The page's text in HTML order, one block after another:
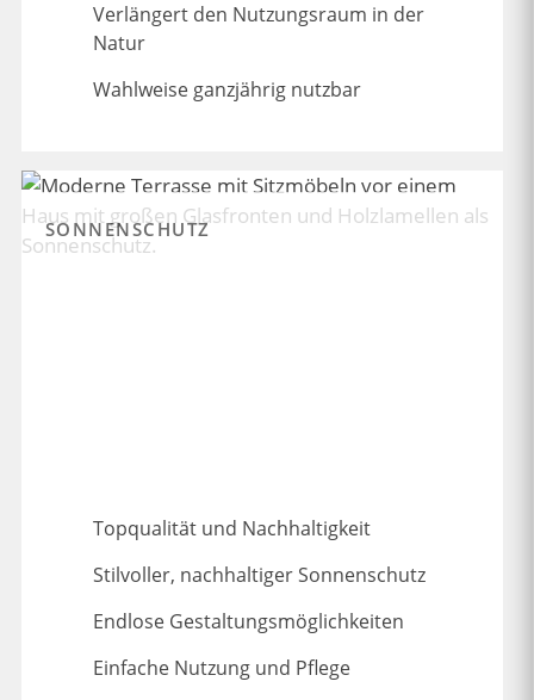
Verlängert den Nutzungsraum in der
Natur
Wahlweise ganzjährig nutzbar
SONNENSCHUTZ
Topqualität und Nachhaltigkeit
Stilvoller, nachhaltiger Sonnenschutz
Endlose Gestaltungsmöglichkeiten
Einfache Nutzung und Pflege